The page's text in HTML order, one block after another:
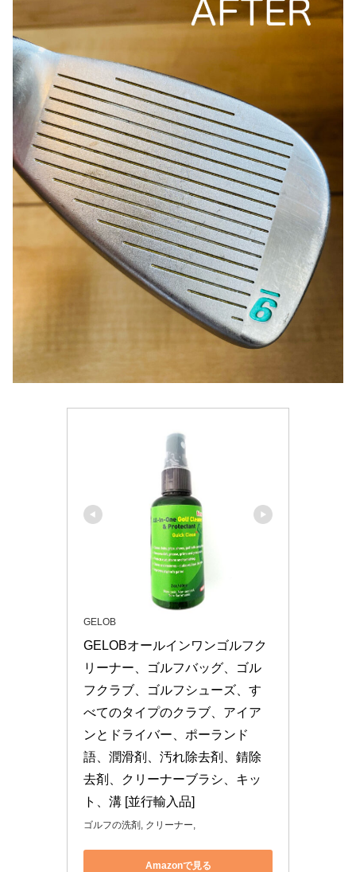
GELOB
GELOBオールインワンゴルフク
リーナー、ゴルフバッグ、ゴル
フクラブ、ゴルフシューズ、す
べてのタイプのクラブ、アイア
ンとドライバー、ポーランド
語、潤滑剤、汚れ除去剤、錆除
去剤、クリーナーブラシ、キッ
ト、溝 [並行輸入品]
ゴルフの洗剤, クリーナー,
Amazonで見る